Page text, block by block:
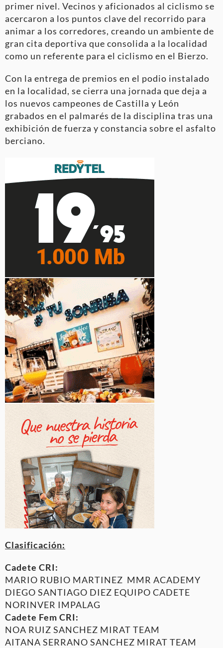
primer nivel. Vecinos y aficionados al ciclismo se
acercaron a los puntos clave del recorrido para
animar a los corredores, creando un ambiente de
gran cita deportiva que consolida a la localidad
como un referente para el ciclismo en el Bierzo.
Con la entrega de premios en el podio instalado
en la localidad, se cierra una jornada que deja a
los nuevos campeones de Castilla y León
grabados en el palmarés de la disciplina tras una
exhibición de fuerza y constancia sobre el asfalto
berciano.
Clasificación:
Cadete CRI:
MARIO RUBIO MARTINEZ MMR ACADEMY
DIEGO SANTIAGO DIEZ EQUIPO CADETE
NORINVER IMPALAG
Cadete Fem CRI:
NOA RUIZ SANCHEZ MIRAT TEAM
AITANA SERRANO SANCHEZ MIRAT TEAM